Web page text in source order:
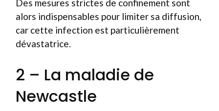
Des mesures strictes de confinement sont
alors indispensables pour limiter sa diffusion,
car cette infection est particulièrement
dévastatrice.
2 – La maladie de
Newcastle